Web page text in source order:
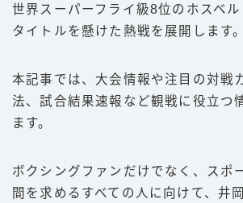
ルール
PFP
減量
喧嘩
世界スーパーフライ級8位のホスベ
タイトルを懸けた熱戦を展開します。
本記事では、大会情報や注目の対戦
法、試合結果速報など観戦に役立つ
ます。
ボクシングファンだけでなく、スポ
間を求めるすべての人に向けて、井